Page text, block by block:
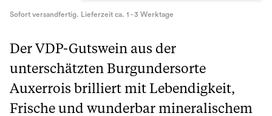
Sofort versandfertig. Lieferzeit ca. 1 - 3 Werktage
Der VDP-Gutswein aus der
unterschätzten Burgundersorte
Auxerrois brilliert mit Lebendigkeit,
Frische und wunderbar mineralischem